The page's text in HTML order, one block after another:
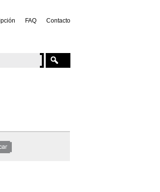
FAQ Contacto